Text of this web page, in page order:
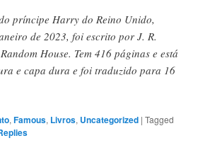
príncipe Harry do Reino Unido,
de 2023, foi escrito por J. R.
House. Tem 416 páginas e está
e capa dura e foi traduzido para 16
, Famous, Livros, Uncategorized | Tagged